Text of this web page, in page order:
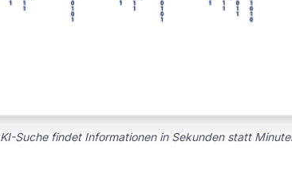
Suche findet Informationen in Sekunden statt